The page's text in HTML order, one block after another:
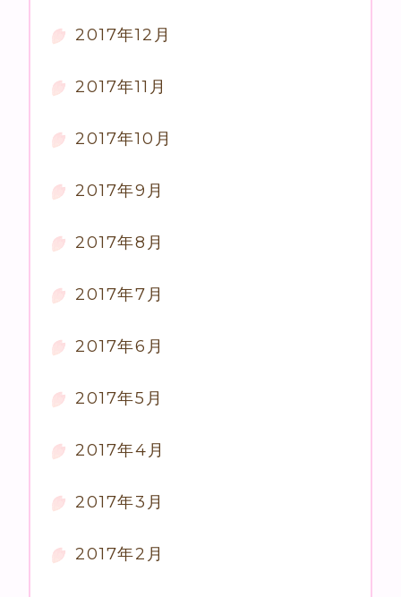
2017年12月
2017年11月
2017年10月
2017年9月
2017年8月
2017年7月
2017年6月
2017年5月
2017年4月
2017年3月
2017年2月